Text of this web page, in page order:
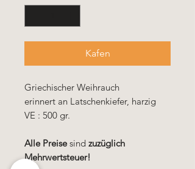
Kafen
Griechischer Weihrauch
erinnert an Latschenkiefer, harzig
VE : 500 gr.
Alle Preisesind zuzüglich
Mehrwertsteuer!